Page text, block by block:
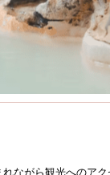
ながら観光へのアク